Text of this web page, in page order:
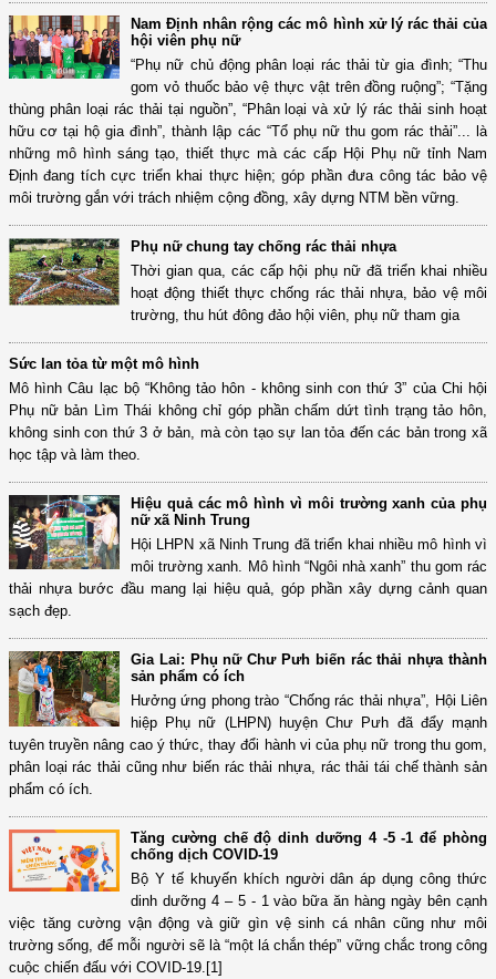
Nam Định nhân rộng các mô hình xử lý rác thải của
hội viên phụ nữ
“Phụ nữ chủ động phân loại rác thải từ gia đình; “Thu
gom vỏ thuốc bảo vệ thực vật trên đồng ruộng”; “Tặng
thùng phân loại rác thải tại nguồn”, “Phân loại và xử lý rác thải sinh hoạt
hữu cơ tại hộ gia đình”, thành lập các “Tổ phụ nữ thu gom rác thải”... là
những mô hình sáng tạo, thiết thực mà các cấp Hội Phụ nữ tỉnh Nam
Định đang tích cực triển khai thực hiện; góp phần đưa công tác bảo vệ
môi trường gắn với trách nhiệm cộng đồng, xây dựng NTM bền vững.
Phụ nữ chung tay chống rác thải nhựa
Thời gian qua, các cấp hội phụ nữ đã triển khai nhiều
hoạt động thiết thực chống rác thải nhựa, bảo vệ môi
trường, thu hút đông đảo hội viên, phụ nữ tham gia
Sức lan tỏa từ một mô hình
Mô hình Câu lạc bộ “Không tảo hôn - không sinh con thứ 3” của Chi hội
Phụ nữ bản Lìm Thái không chỉ góp phần chấm dứt tình trạng tảo hôn,
không sinh con thứ 3 ở bản, mà còn tạo sự lan tỏa đến các bản trong xã
học tập và làm theo.
Hiệu quả các mô hình vì môi trường xanh của phụ
nữ xã Ninh Trung
Hội LHPN xã Ninh Trung đã triển khai nhiều mô hình vì
môi trường xanh. Mô hình “Ngôi nhà xanh” thu gom rác
thải nhựa bước đầu mang lại hiệu quả, góp phần xây dựng cảnh quan
sạch đẹp.
Gia Lai: Phụ nữ Chư Pưh biến rác thải nhựa thành
sản phẩm có ích
Hưởng ứng phong trào “Chống rác thải nhựa”, Hội Liên
hiệp Phụ nữ (LHPN) huyện Chư Pưh đã đẩy mạnh
tuyên truyền nâng cao ý thức, thay đổi hành vi của phụ nữ trong thu gom,
phân loại rác thải cũng như biến rác thải nhựa, rác thải tái chế thành sản
phẩm có ích.
Tăng cường chế độ dinh dưỡng 4 -5 -1 để phòng
chống dịch COVID-19
Bộ Y tế khuyến khích người dân áp dụng công thức
dinh dưỡng 4 – 5 - 1 vào bữa ăn hàng ngày bên cạnh
việc tăng cường vận động và giữ gìn vệ sinh cá nhân cũng như môi
trường sống, để mỗi người sẽ là “một lá chắn thép” vững chắc trong công
cuộc chiến đấu với COVID-19.[1]